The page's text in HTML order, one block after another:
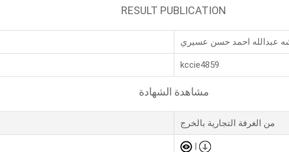
RESULT PUBLICATION
kccie4859
مشاهدة الشهادة
من الغرفة التجارية بالخرج
|